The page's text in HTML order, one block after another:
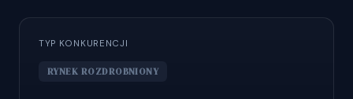
TYP KONKURENCJI
RYNEK ROZDROBNIONY